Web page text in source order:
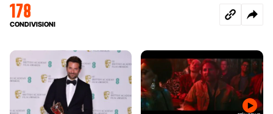
178
CONDIVISIONI